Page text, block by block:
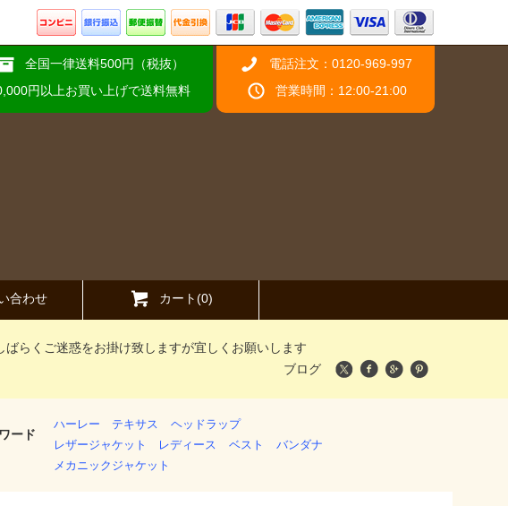
全国一律送料500円（税抜）
円以上お買い上げで送料無料
電話注文：0120-969-997
営業時間：12:00-21:00
合わせ カート(0)
らくご迷惑をお掛け致しますが宜しくお願いします
ブログ
ード
ハーレー テキサス
ヘッドラップ
レザージャケット レディース
ベスト
バンダナ
メカニックジャケット